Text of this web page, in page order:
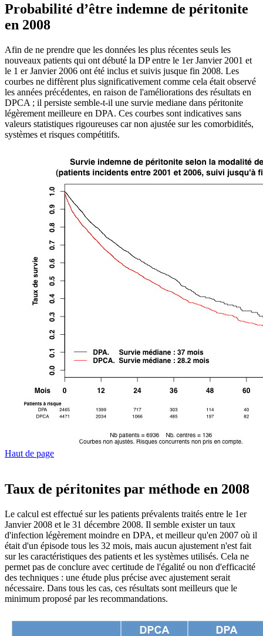
Probabilité d’être indemne de péritonite
en 2008
Afin de ne prendre que les données les plus récentes seuls les
nouveaux patients qui ont débuté la DP entre le 1er Janvier 2001 et
le 1 er Janvier 2006 ont été inclus et suivis jusque fin 2008. Les
courbes ne diffèrent plus significativement comme cela était observé
les années précédentes, en raison de l'améliorations des résultats en
DPCA ; il persiste semble-t-il une survie mediane dans péritonite
légèrement meilleure en DPA. Ces courbes sont indicatives sans
valeurs statistiques rigoureuses car non ajustée sur les comorbidités,
systèmes et risques compétitifs.
Haut de page
Taux de péritonites par méthode en 2008
Le calcul est effectué sur les patients prévalents traités entre le 1er
Janvier 2008 et le 31 décembre 2008. Il semble exister un taux
d'infection légèrement moindre en DPA, et meilleur qu'en 2007 où il
était d'un épisode tous les 32 mois, mais aucun ajustement n'est fait
sur les caractéristiques des patients et les systèmes utilisés. Cela ne
permet pas de conclure avec certitude de l'égalité ou non d'efficacité
des techniques : une étude plus précise avec ajustement serait
nécessaire. Dans tous les cas, ces résultats sont meilleurs que le
minimum proposé par les recommandations.